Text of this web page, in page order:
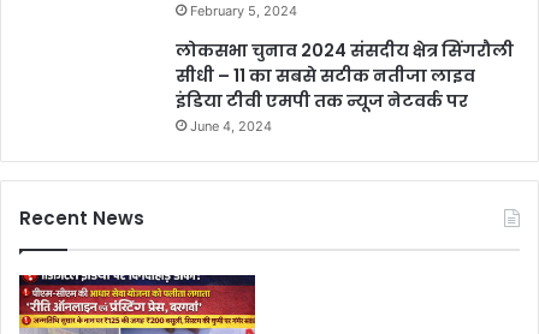
February 5, 2024
लोकसभा चुनाव 2024 संसदीय क्षेत्र सिंगरौली
सीधी – 11 का सबसे सटीक नतीजा लाइव
इंडिया टीवी एमपी तक न्यूज नेटवर्क पर
June 4, 2024
Recent News